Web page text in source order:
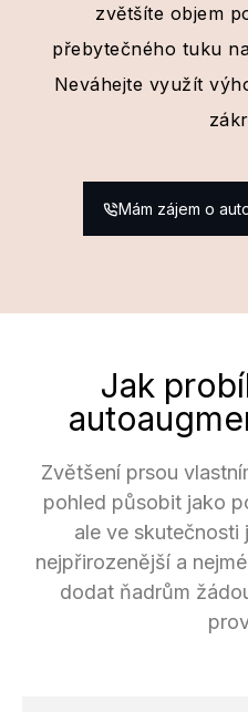
zvětšíte objem
přebytečného tuku
Neváhejte využít
Mám zájem o
Jak
Zvětšení prsou
pohled působit jako
ale ve skutečnosti
nejpřirozenější a
dodat ňadrům